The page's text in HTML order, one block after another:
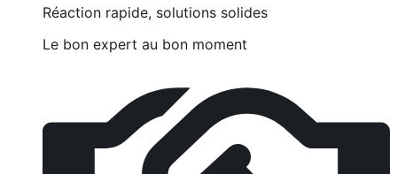
Réaction rapide, solutions solides
Le bon expert au bon moment